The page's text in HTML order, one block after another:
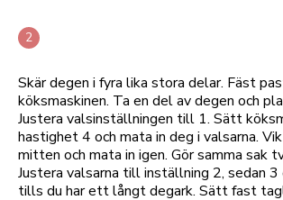
Skär degen i fyra lika stora delar. Fäst
köksmaskinen. Ta en del av degen och
Justera valsinställningen till 1. Sätt
hastighet 4 och mata in deg i valsarna.
mitten och mata in igen. Gör samma sak
Justera valsarna till inställning 2, sedan 3
tills du har ett långt degark. Sätt fast